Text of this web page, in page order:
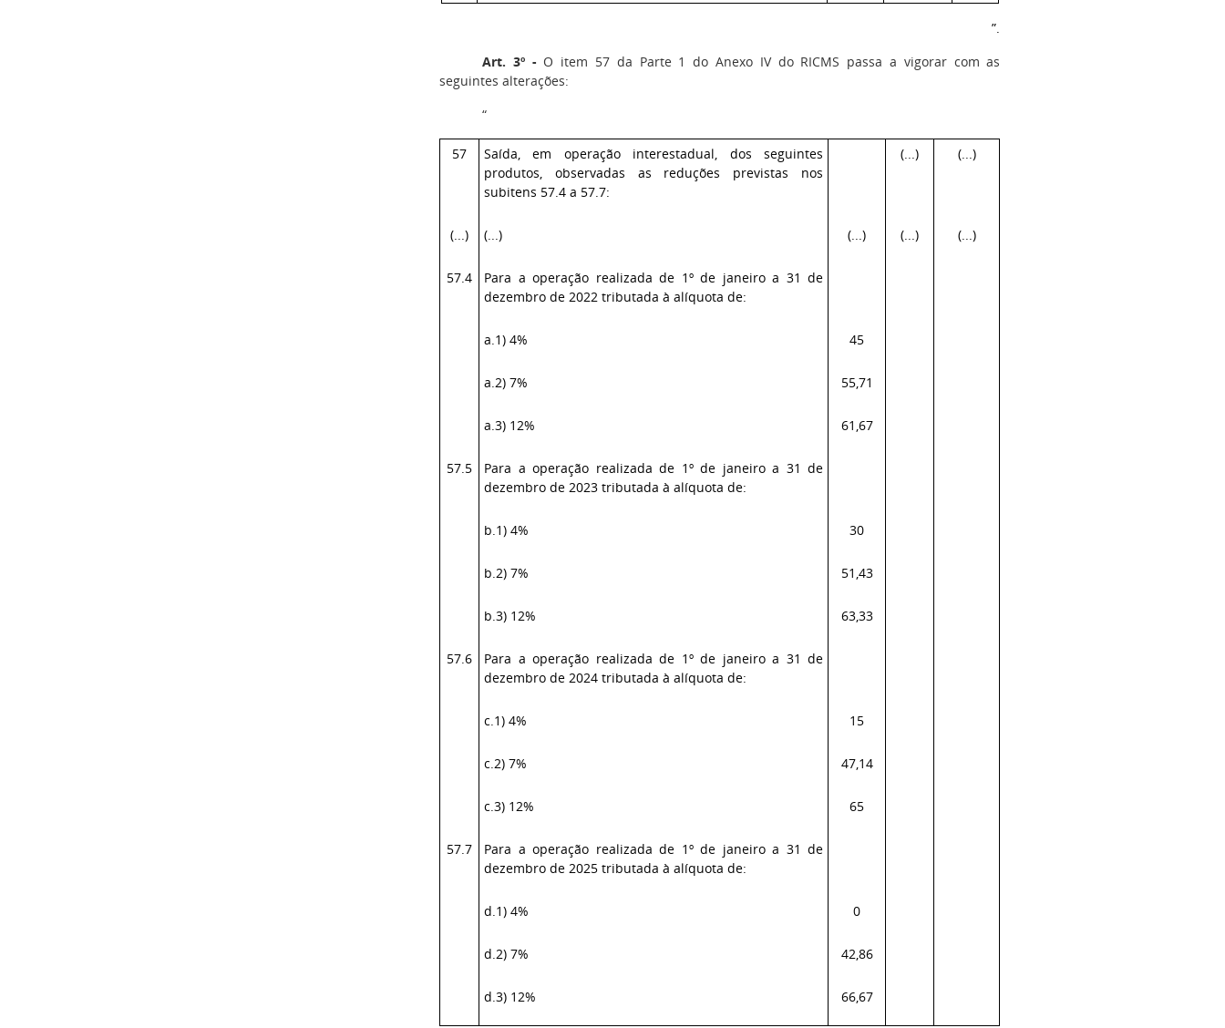
”.
Art. 3º - O item 57 da Parte 1 do Anexo IV do RICMS passa a vigorar com as
seguintes alterações:
“
57
Saída, em operação interestadual, dos seguintes
produtos, observadas as reduções previstas nos
subitens 57.4 a 57.7:
(...) (...)
(...) (...) (...) (...) (...)
57.4
Para a operação realizada de 1º de janeiro a 31 de
dezembro de 2022 tributada à alíquota de:
a.1) 4% 45
a.2) 7% 55,71
a.3) 12% 61,67
57.5
Para a operação realizada de 1º de janeiro a 31 de
dezembro de 2023 tributada à alíquota de:
b.1) 4% 30
b.2) 7% 51,43
b.3) 12% 63,33
57.6
Para a operação realizada de 1º de janeiro a 31 de
dezembro de 2024 tributada à alíquota de:
c.1) 4% 15
c.2) 7% 47,14
c.3) 12% 65
57.7
Para a operação realizada de 1º de janeiro a 31 de
dezembro de 2025 tributada à alíquota de:
d.1) 4% 0
d.2) 7% 42,86
d.3) 12% 66,67